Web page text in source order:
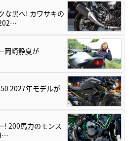
な黒へ! カワサキの
岡崎静夏が
2027年モデルが
! 200馬力のモンス